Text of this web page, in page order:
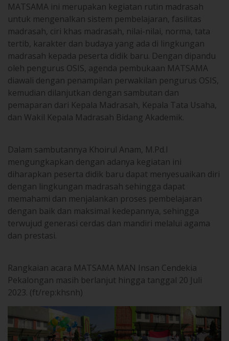
MATSAMA ini merupakan kegiatan rutin madrasah
untuk mengenalkan sistem pembelajaran, fasilitas
madrasah, ciri khas madrasah, nilai-nilai, norma, tata
tertib, karakter dan budaya yang ada di lingkungan
madrasah kepada peserta didik baru. Dengan dipandu
oleh pengurus OSIS, agenda pembukaan MATSAMA
diawali dengan penampilan perwakilan pengurus OSIS,
kemudian dilanjutkan dengan sambutan dan
pemaparan dari Kepala Madrasah, Kepala Tata Usaha,
dan Wakil Kepala Madrasah Bidang Akademik.
Dalam sambutannya Khoirul Anam, M.Pd.I
mengungkapkan dengan adanya kegiatan ini
diharapkan peserta didik baru dapat menyesuaikan diri
dengan lingkungan madrasah sehingga dapat
memahami dan menjalankan proses pembelajaran
dengan baik dan maksimal kedepannya, sehingga
terwujud generasi cerdas dan mandiri melalui agama
dan prestasi.
Rangkaian acara MATSAMA MAN Insan Cendekia
Pekalongan masih berlanjut hingga tanggal 20 Juli
2023. (ft/rep:khsnh)